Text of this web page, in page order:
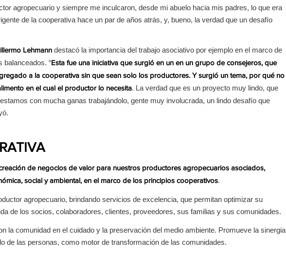
agropecuario y siempre me inculcaron, desde mi abuelo hacia mis padres, lo que era
de la cooperativa hace un par de años atrás, y, bueno, la verdad que un desafío
Lehmann destacó la importancia del trabajo asociativo por ejemplo en el marco de
balanceados. “Esta fue una iniciativa que surgió en un en un grupo de consejeros, que
a la cooperativa sin que sean solo los productores. Y surgió un tema, por qué no
en el cual el productor lo necesita. La verdad que es un proyecto muy lindo, que
con mucha ganas trabajándolo, gente muy involucrada, un lindo desafío que
de negocios de valor para nuestros productores agropecuarios asociados,
social y ambiental, en el marco de los principios cooperativos.
agropecuario, brindando servicios de excelencia, que permitan optimizar su
de los socios, colaboradores, clientes, proveedores, sus familias y sus comunidades.
la comunidad en el cuidado y la preservación del medio ambiente. Promueve la sinergia
de las personas, como motor de transformación de las comunidades.